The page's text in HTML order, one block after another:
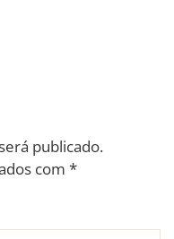
publicado.
com *